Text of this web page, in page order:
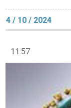
4 / 10 / 2024
11:57